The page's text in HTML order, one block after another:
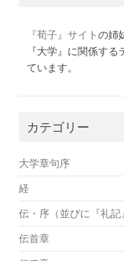
『荀子』サイト の姉
『大学』に関係す
ています。
カテゴリー
大学章句序
経
伝・序（並びに『礼記
伝首章